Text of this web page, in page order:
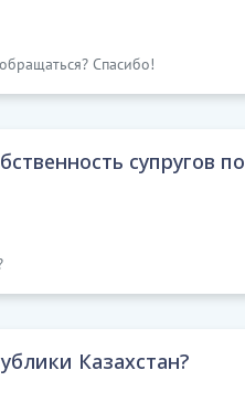
Спасибо!
супругов по
Казахстан?